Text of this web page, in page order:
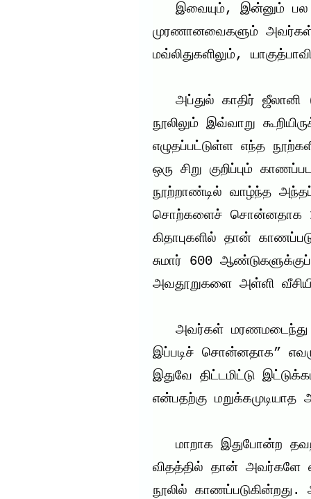
முரணானவைகளும் அவர்கள்
மவ்லிதுகளிலும்,
நூலிலும் இவ்வாறு
எழுதப்பட்டுள்ள எந்த
ஒரு சிறு குறிப்பும்
நூற்றாண்டில் வாழ்ந்த
சொற்களைச் சொன்னதாக
கிதாபுகளில் தான்
சுமார் 600
அவதூறுகளை அள்ளி
இப்படிச் சொன்னதாக”
இதுவே திட்டமிட்டு
என்பதற்கு மறுக்கமுடியாத
விதத்தில் தான் அவர்களே
நூலில் காணப்படுகின்றது.